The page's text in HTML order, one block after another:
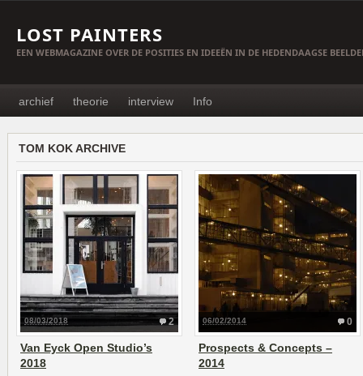
LOST PAINTERS
EEN WEBMAGAZINE OVER DE POSITIES EN IDEEËN IN DE HEDENDAAGSE
archief theorie interview Info
TOM KOK ARCHIVE
2
08/03/2018
Van Eyck Open Studio’s
2018
0
06/02/2014
Prospects & Concepts –
2014